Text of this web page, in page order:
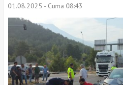
01.08.2025 - Cuma 08:43